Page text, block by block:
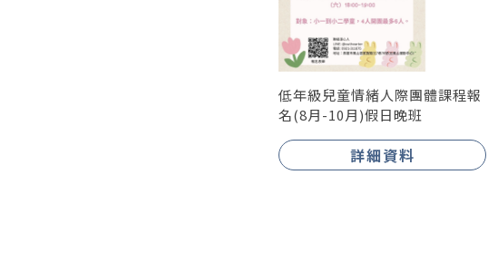
低年級兒童情緒人際團體課程報
名(8月-10月)假日晚班
詳細資料